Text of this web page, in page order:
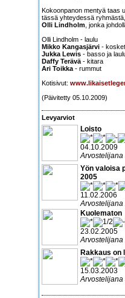
Kokoonpanon mentyä taas
tässä yhteydessä
Olli Lindholm , jonka
Olli Lindholm - laulu
Mikko Kangasjärvi -
Jukka Lewis - basso ja
Daffy Terävä - kitara
Ari Toikka - rummut
Kotisivut:
(Päivitetty 05.10.2009)
Levyarviot
Loisto
04.10.2009
Arvostelijana
Yön valoisa
2005
11.02.2006
Arvostelijana
Kuolematon
23.02.2005
Arvostelijana
Rakkaus on
15.03.2003
Arvostelijana